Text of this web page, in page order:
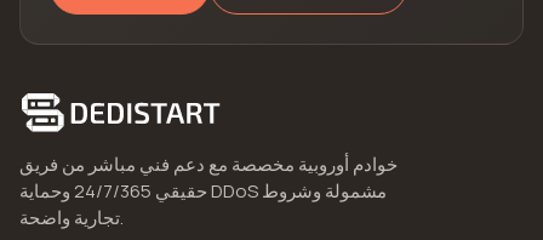
خوادم أوروبية مخصصة مع دعم فني مباشر من فريق
حقيقي 24/7/365 وحماية DDoS مشمولة وشروط
تجارية واضحة.